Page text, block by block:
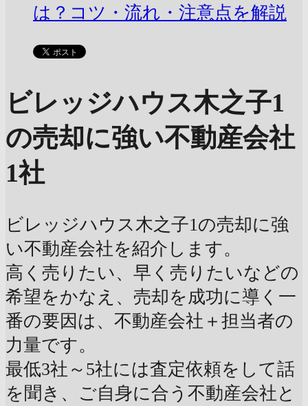
は？コツ・流れ・注意点を解説
ビレッジハウス木之子1
の売却に強い不動産会社
1社
ビレッジハウス木之子1の売却に強
い不動産会社を紹介します。
高く売りたい、早く売りたいなどの
希望をかなえ、売却を成功に導く一
番の要因は、不動産会社＋担当者の
力量です。
最低3社～5社には査定依頼をして話
を聞き、ご自身に合う不動産会社と